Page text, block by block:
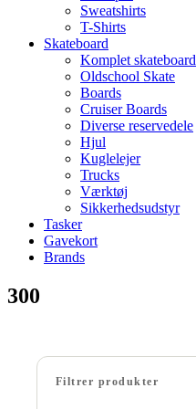
Sweatshirts
T-Shirts
Skateboard
Komplet skateboard
Oldschool Skate
Boards
Cruiser Boards
Diverse reservedele
Hjul
Kuglelejer
Trucks
Værktøj
Sikkerhedsudstyr
Tasker
Gavekort
Brands
300
Filtrer produkter